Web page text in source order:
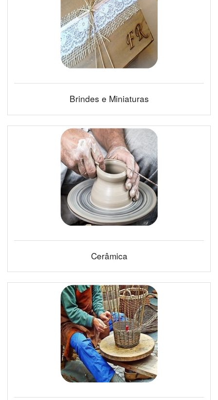
Brindes e Miniaturas
Cerâmica